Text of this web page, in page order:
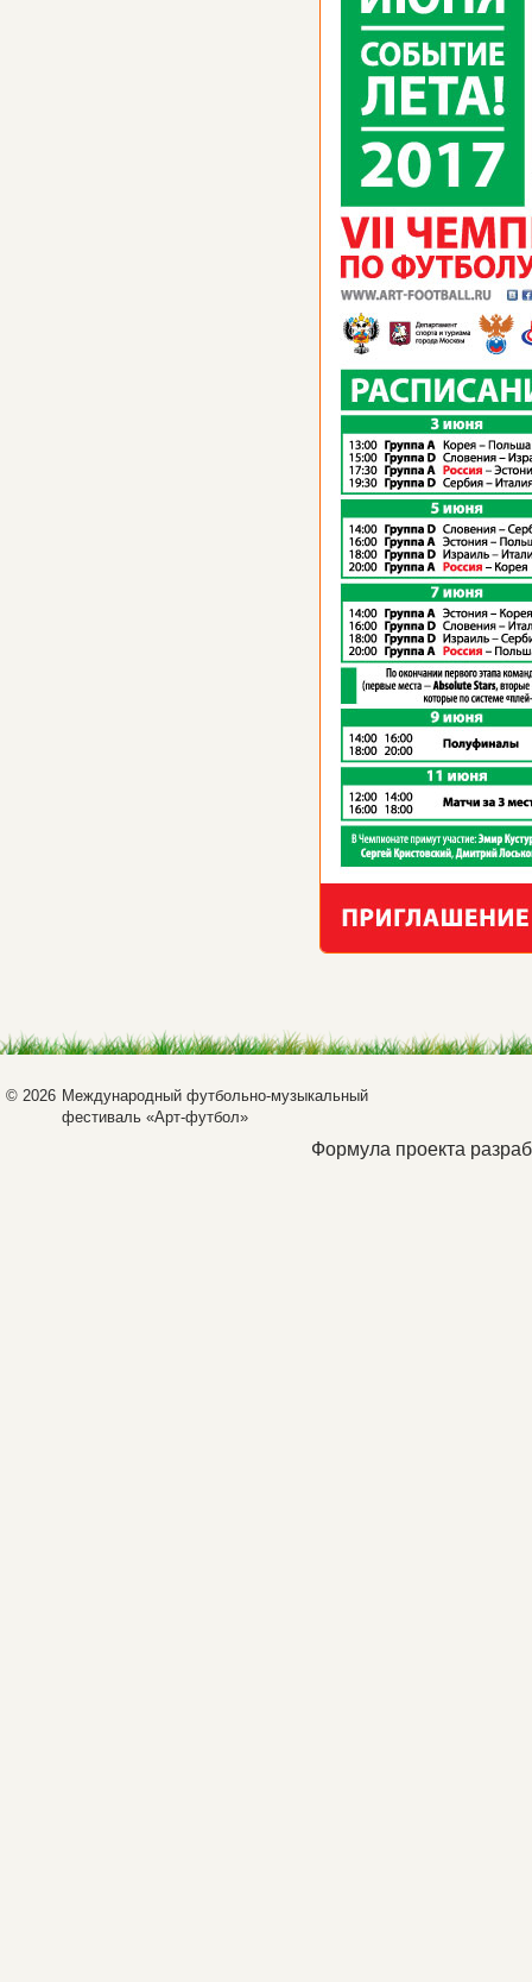
© 2026 Международный футбольно-музыкальный
фестиваль «Арт-футбол»
Формула проекта